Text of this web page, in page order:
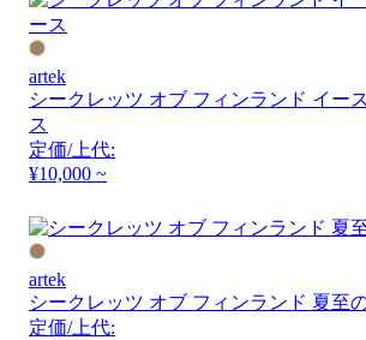
artek
シークレッツ オブ フィンランド イー
ス
定価/上代:
¥10,000 ~
artek
シークレッツ オブ フィンランド 夏至
定価/上代: